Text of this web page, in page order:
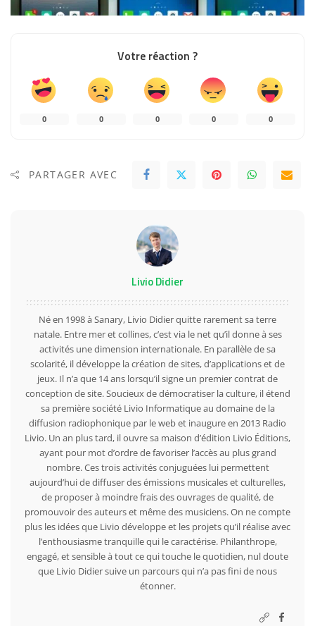
Votre réaction ?
0 0 0 0 0
PARTAGER AVEC
Livio Didier
Né en 1998 à Sanary, Livio Didier quitte rarement sa terre
natale. Entre mer et collines, c’est via le net qu’il donne à ses
activités une dimension internationale. En parallèle de sa
scolarité, il développe la création de sites, d’applications et de
jeux. Il n’a que 14 ans lorsqu’il signe un premier contrat de
conception de site. Soucieux de démocratiser la culture, il étend
sa première société Livio Informatique au domaine de la
diffusion radiophonique par le web et inaugure en 2013 Radio
Livio. Un an plus tard, il ouvre sa maison d’édition Livio Éditions,
ayant pour mot d’ordre de favoriser l’accès au plus grand
nombre. Ces trois activités conjuguées lui permettent
aujourd’hui de diffuser des émissions musicales et culturelles,
de proposer à moindre frais des ouvrages de qualité, de
promouvoir des auteurs et même des musiciens. On ne compte
plus les idées que Livio développe et les projets qu’il réalise avec
l’enthousiasme tranquille qui le caractérise. Philanthrope,
engagé, et sensible à tout ce qui touche le quotidien, nul doute
que Livio Didier suive un parcours qui n’a pas fini de nous
étonner.